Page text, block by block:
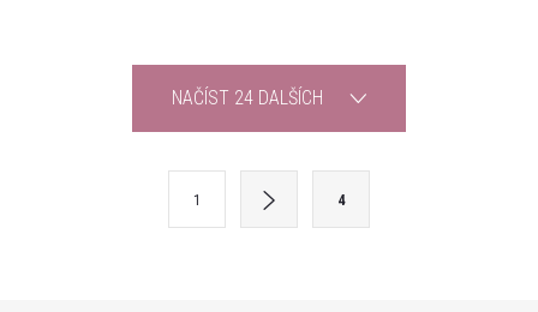
NAČÍST 24 DALŠÍCH
1 4